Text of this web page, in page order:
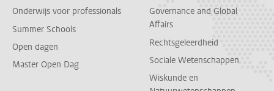
Onderwijs voor professionals
Summer Schools
Open dagen
Master Open Dag
Governance and Global
Affairs
Rechtsgeleerdheid
Sociale Wetenschappen
Wiskunde en